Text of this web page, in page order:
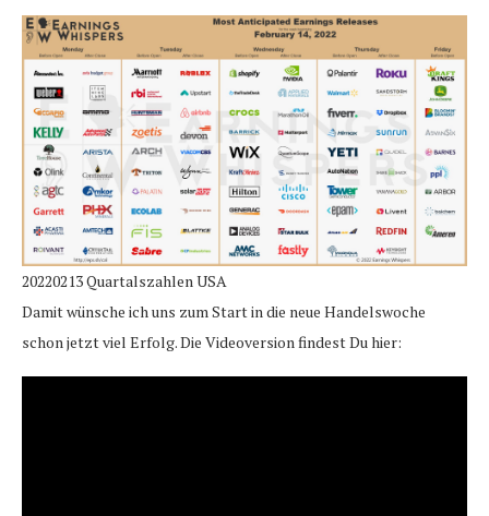
20220213 Quartalszahlen USA
Damit wünsche ich uns zum Start in die neue Handelswoche
schon jetzt viel Erfolg. Die Videoversion findest Du hier: